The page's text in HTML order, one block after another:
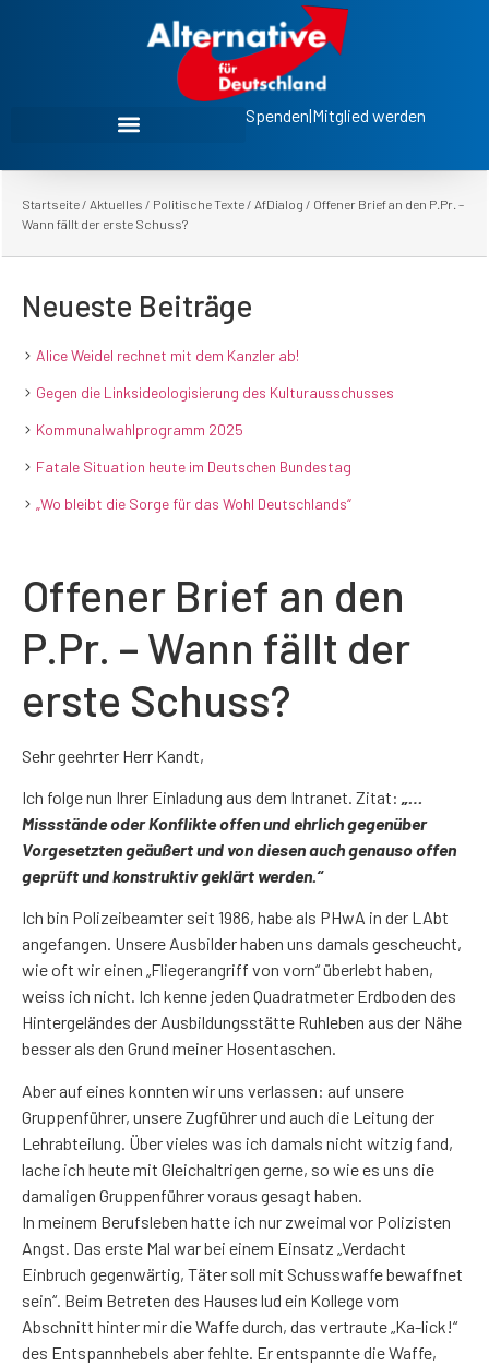
Spenden|Mitglied werden
Startseite / Aktuelles / Politische Texte / AfDialog / Offener Brief an den P.Pr. –
Wann fällt der erste Schuss?
Neueste Beiträge
Alice Weidel rechnet mit dem Kanzler ab!
Gegen die Linksideologisierung des Kulturausschusses
Kommunalwahlprogramm 2025
Fatale Situation heute im Deutschen Bundestag
„Wo bleibt die Sorge für das Wohl Deutschlands“
Offener Brief an den
P.Pr. – Wann fällt der
erste Schuss?
Sehr geehrter Herr Kandt,
Ich folge nun Ihrer Einladung aus dem Intranet. Zitat: „…
Missstände oder Konflikte offen und ehrlich gegenüber
Vorgesetzten geäußert und von diesen auch genauso offen
geprüft und konstruktiv geklärt werden.“
Ich bin Polizeibeamter seit 1986, habe als PHwA in der LAbt
angefangen. Unsere Ausbilder haben uns damals gescheucht,
wie oft wir einen „Fliegerangriff von vorn“ überlebt haben,
weiss ich nicht. Ich kenne jeden Quadratmeter Erdboden des
Hintergeländes der Ausbildungsstätte Ruhleben aus der Nähe
besser als den Grund meiner Hosentaschen.
Aber auf eines konnten wir uns verlassen: auf unsere
Gruppenführer, unsere Zugführer und auch die Leitung der
Lehrabteilung. Über vieles was ich damals nicht witzig fand,
lache ich heute mit Gleichaltrigen gerne, so wie es uns die
damaligen Gruppenführer voraus gesagt haben.
In meinem Berufsleben hatte ich nur zweimal vor Polizisten
Angst. Das erste Mal war bei einem Einsatz „Verdacht
Einbruch gegenwärtig, Täter soll mit Schusswaffe bewaffnet
sein“. Beim Betreten des Hauses lud ein Kollege vom
Abschnitt hinter mir die Waffe durch, das vertraute „Ka-lick!“
des Entspannhebels aber fehlte. Er entspannte die Waffe,